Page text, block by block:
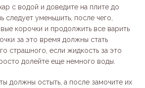
с водой и доведите на плите до
следует уменьшить, после чего,
корочки и продолжить все варить
за это время должны стать
страшного, если жидкость за это
долейте еще немного воды.
должны остыть, а после замочите их